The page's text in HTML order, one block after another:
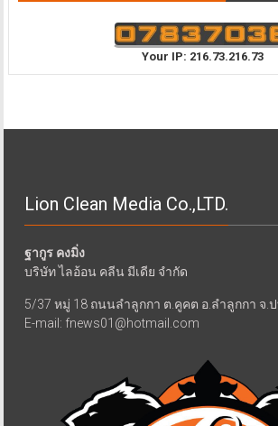
Your IP: 216.73.216.73
Lion Clean Media Co.,LTD.
ฐากูร คงมิ่ง
บริษัท ไลอ้อน คลีน มีเดีย จำกัด
5/37 หมู่ 18 ถนนลำลูกกา ต.คูคต อ.ลำลูกกา จ.
E-mail: fnews01@hotmail.com